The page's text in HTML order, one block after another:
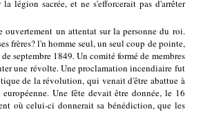
légion sacrée, et ne s'efforcerait pas d'arrêter
un attentat sur la personne du roi.
frères? l'n homme seul, un seul coup de pointe,
septembre 1849. Un comité formé de membres
une révolte. Une proclamation incendiaire fut
de la révolution, qui venait d'être abattue à
Une fête devait être donnée, le 16
où celui-ci donnerait sa bénédiction, que les